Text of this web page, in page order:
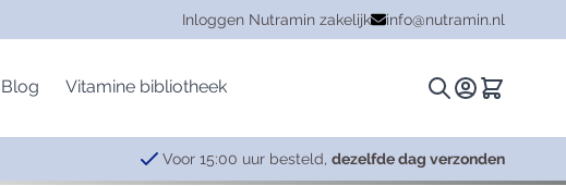
Inloggen Nutramin zakelijk info@nutramin.nl
Blog Vitamine bibliotheek Zoeken.
Voor 15:00 uur besteld, dezelfde dag verzonden